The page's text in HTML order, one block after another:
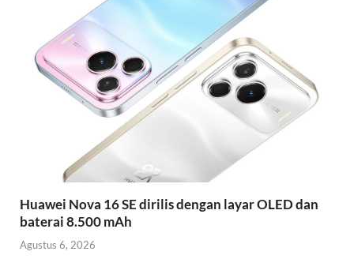
Huawei Nova 16 SE dirilis dengan layar OLED dan
baterai 8.500 mAh
Agustus 6, 2026